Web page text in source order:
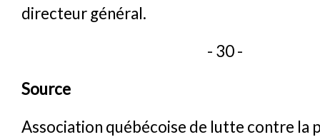
directeur général.
- 30 -
Source
Association québécoise de lutte contre la